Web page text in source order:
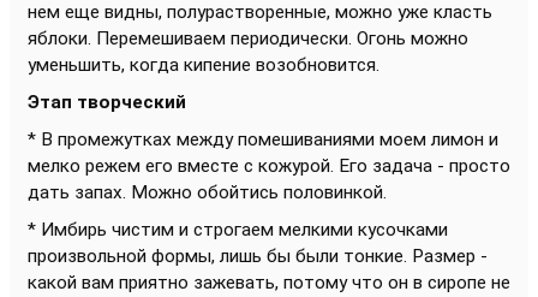
нем еще видны, полурастворенные, можно уже класть
яблоки. Перемешиваем периодически. Огонь можно
уменьшить, когда кипение возобновится.
Этап творческий
* В промежутках между помешиваниями моем лимон и
мелко режем его вместе с кожурой. Его задача - просто
дать запах. Можно обойтись половинкой.
* Имбирь чистим и строгаем мелкими кусочками
произвольной формы, лишь бы были тонкие. Размер -
какой вам приятно зажевать, потому что он в сиропе не